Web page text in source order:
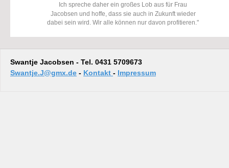
Swantje Jacobsen - Tel. 0431 5709673
Swantje.J@gmx.de - Kontakt - Impressum
Ich spreche daher ein großes Lob aus für Frau
Jacobsen und hoffe, dass sie auch in Zukunft wieder
dabei sein wird. Wir alle können nur davon profitieren."